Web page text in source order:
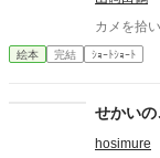
カメを拾
絵本 完結 ｼｮｰﾄｼｮｰﾄ
せかい
hosimure